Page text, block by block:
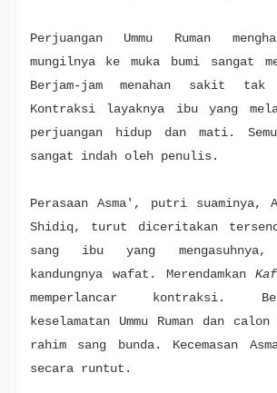
Perjuangan Ummu Ruman
mungilnya ke muka bumi sangat
Berjam-jam menahan sakit tak
Kontraksi layaknya ibu yang
perjuangan hidup dan mati.
sangat indah oleh penulis.
Perasaan Asma', putri suaminya,
Shidiq, turut diceritakan
sang ibu yang
kandungnya wafat. Merendamkan
memperlancar kontraksi.
keselamatan Ummu Ruman dan
rahim sang bunda. Kecemasan
secara runtut.